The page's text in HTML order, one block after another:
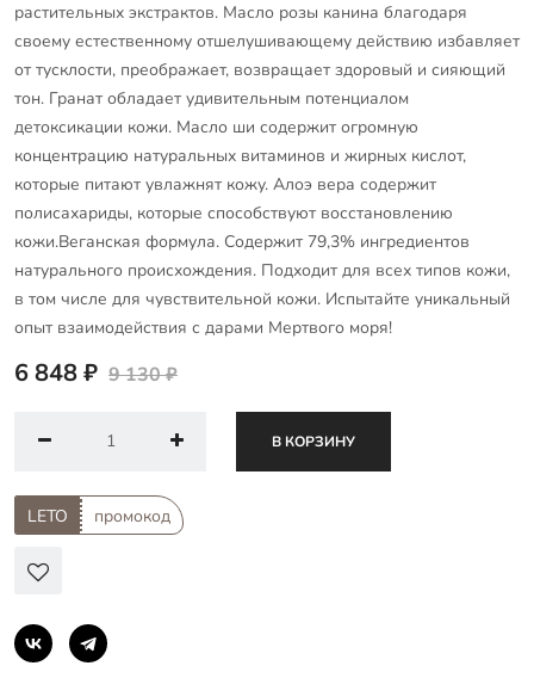
растительных экстрактов. Масло розы канина благодаря
своему естественному отшелушивающему действию избавляет
от тусклости, преображает, возвращает здоровый и сияющий
тон. Гранат обладает удивительным потенциалом
детоксикации кожи. Масло ши содержит огромную
концентрацию натуральных витаминов и жирных кислот,
которые питают увлажнят кожу. Алоэ вера содержит
полисахариды, которые способствуют восстановлению
кожи.Веганская формула. Содержит 79,3% ингредиентов
натурального происхождения. Подходит для всех типов кожи,
в том числе для чувствительной кожи. Испытайте уникальный
опыт взаимодействия с дарами Мертвого моря!
6 848 ₽ 9 130 ₽
В КОРЗИНУ
LETO промокод